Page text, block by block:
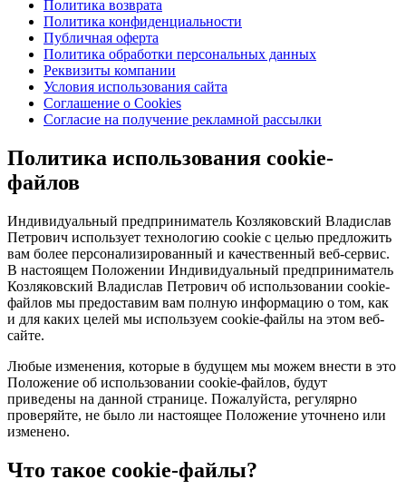
Политика возврата
Политика конфиденциальности
Публичная оферта
Политика обработки персональных данных
Реквизиты компании
Условия использования сайта
Соглашение о Cookies
Согласие на получение рекламной рассылки
Политика использования cookie-
файлов
Индивидуальный предприниматель Козляковский Владислав
Петрович использует технологию cookie с целью предложить
вам более персонализированный и качественный веб-сервис.
В настоящем Положении Индивидуальный предприниматель
Козляковский Владислав Петрович об использовании cookie-
файлов мы предоставим вам полную информацию о том, как
и для каких целей мы используем cookie-файлы на этом веб-
сайте.
Любые изменения, которые в будущем мы можем внести в это
Положение об использовании cookie-файлов, будут
приведены на данной странице. Пожалуйста, регулярно
проверяйте, не было ли настоящее Положение уточнено или
изменено.
Что такое cookie-файлы?